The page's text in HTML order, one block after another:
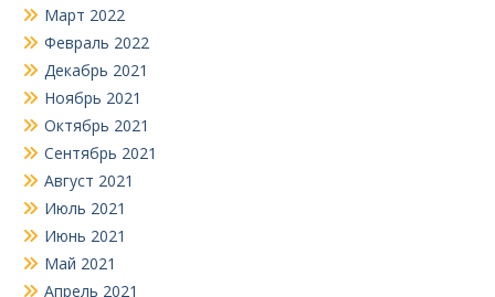
Март 2022
Февраль 2022
Декабрь 2021
Ноябрь 2021
Октябрь 2021
Сентябрь 2021
Август 2021
Июль 2021
Июнь 2021
Май 2021
Апрель 2021